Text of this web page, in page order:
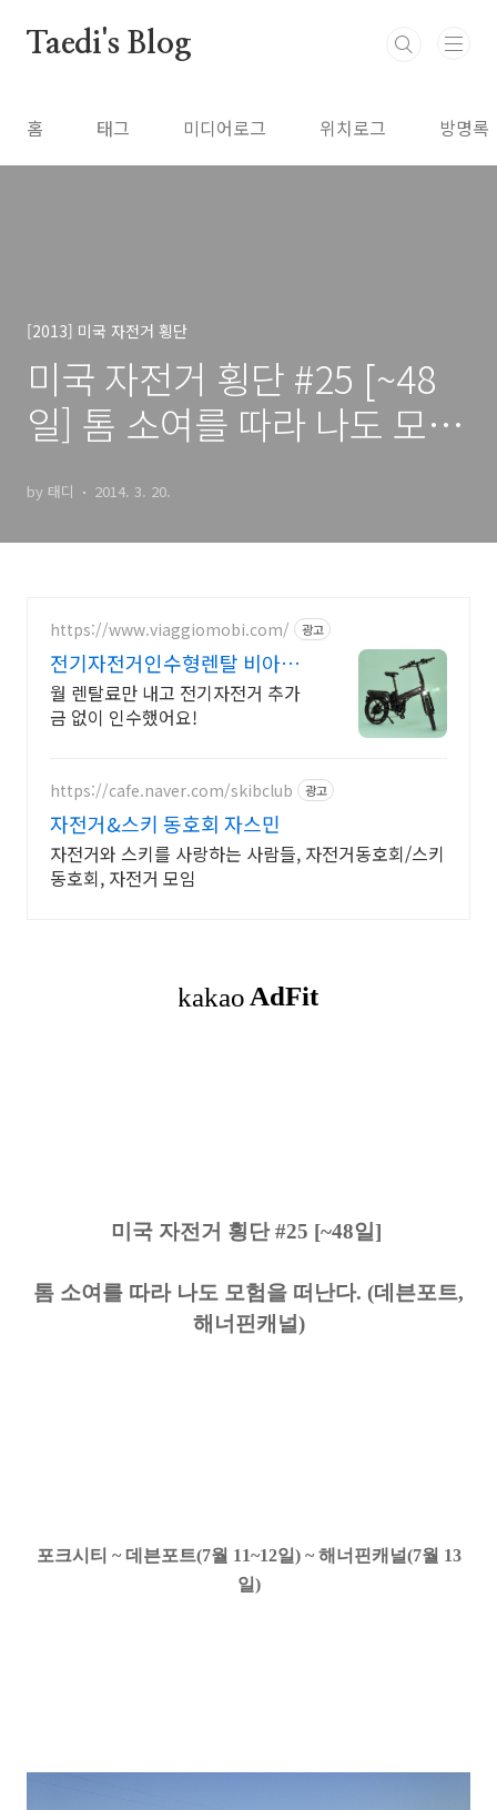
Taedi's Blog
홈 태그 미디어로그 위치로그 방명록
[2013] 미국 자전거 횡단
미국 자전거 횡단 #25 [~48
일] 톰 소여를 따라 나도 모험
캐널)
by 태디 2014. 3. 20.
https://www.viaggiomobi.com/ 광고
전기자전거인수형렌탈 비아지
오 인수형 렌탈,완납시 내자전거
월 렌탈료만 내고 전기자전거 추가
금 없이 인수했어요!
https://cafe.naver.com/skibclub 광고
자전거&스키 동호회 자스민
자전거와 스키를 사랑하는 사람들, 자전거동호회/스키
동호회, 자전거 모임
미국 자전거 횡단 #25 [~48일]
톰 소여를 따라 나도 모험을 떠난다. (데븐포트,
해너핀캐널)
포크시티 ~ 데븐포트(7월 11~12일) ~ 해너핀캐널(7월 13
일)